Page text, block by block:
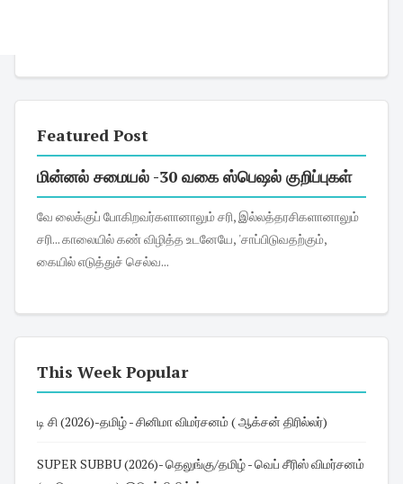
Featured Post
மின்னல் சமையல் -30 வகை ஸ்பெஷல் குறிப்புகள்
வே லைக்குப் போகிறவர்களானாலும் சரி, இல்லத்தரசிகளானாலும்
சரி... காலையில் கண் விழித்த உடனேயே, 'சாப்பிடுவதற்கும்,
கையில் எடுத்துச் செல்வ...
This Week Popular
டி சி (2026)-தமிழ் - சினிமா விமர்சனம் ( ஆக்சன் திரில்லர்)
SUPER SUBBU (2026)- தெலுங்கு/தமிழ் - வெப் சீரிஸ் விமர்சனம்